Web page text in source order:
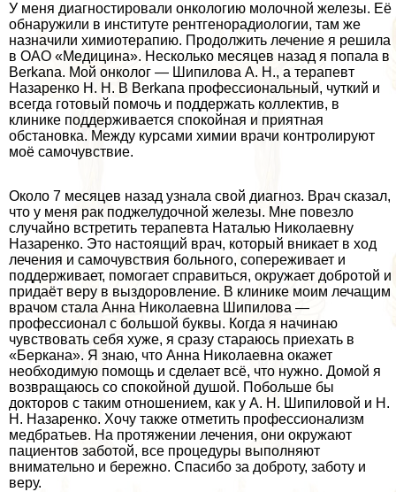
У меня диагностировали oнкoлoгию молочной железы. Её
обнаружили в институте рентгенорадиологии, там же
назначили химиотерапию. Продолжить лечение я решила
в ОАО «Медицина». Несколько месяцев назад я попала в
Berkana. Мой oнкoлoг — Шипилова А. Н., а терапевт
Назаренко Н. Н. В Berkana профессиональный, чуткий и
всегда готовый помочь и поддержать коллектив, в
клинике поддерживается спокойная и приятная
обстановка. Между курсами химии врачи контролируют
моё самочувствие.
Около 7 месяцев назад узнала свой диагноз. Врач сказал,
что у меня paк поджелудочной железы. Мне повезло
случайно встретить терапевта Наталью Николаевну
Назаренко. Это настоящий врач, который вникает в ход
лечения и самочувствия больного, сопереживает и
поддерживает, помогает справиться, окружает добротой и
придаёт веру в выздоровление. В клинике моим лечащим
врачом стала Анна Николаевна Шипилова —
профессионал с большой буквы. Когда я начинаю
чувствовать себя хуже, я сразу стараюсь приехать в
«Беркана». Я знаю, что Анна Николаевна окажет
необходимую помощь и сделает всё, что нужно. Домой я
возвращаюсь со спокойной душой. Побольше бы
докторов с таким отношением, как у А. Н. Шипиловой и Н.
Н. Назаренко. Хочу также отметить профессионализм
медбратьев. На протяжении лечения, они окружают
пациентов заботой, все процедуры выполняют
внимательно и бережно. Спасибо за доброту, заботу и
веру.